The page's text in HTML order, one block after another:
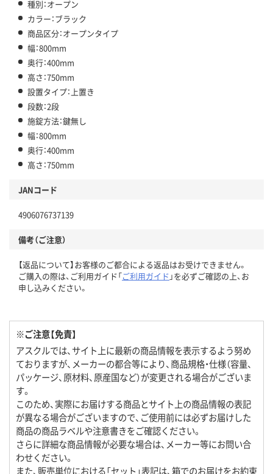
種別：オープン
カラー：ブラック
商品区分：オープンタイプ
幅：800mm
奥行：400mm
高さ：750mm
設置タイプ：上置き
段数：2段
施錠方法：鍵無し
幅：800mm
奥行：400mm
高さ：750mm
JANコード
4906076737139
備考（ご注意）
【返品について】お客様のご都合による返品はお受けできません。
ご購入の際は、ご利用ガイド「ご利用ガイド 」を必ずご確認の上、お
申し込みください。
※ご注意【免責】
アスクルでは、サイト上に最新の商品情報を表示するよう努め
ておりますが、メーカーの都合等により、商品規格・仕様（容量、
パッケージ、原材料、原産国など）が変更される場合がございま
す。
このため、実際にお届けする商品とサイト上の商品情報の表記
が異なる場合がございますので、ご使用前には必ずお届けした
商品の商品ラベルや注意書きをご確認ください。
さらに詳細な商品情報が必要な場合は、メーカー等にお問い合
わせください。
また、販売単位における「セット」表記は、箱でのお届けをお約束